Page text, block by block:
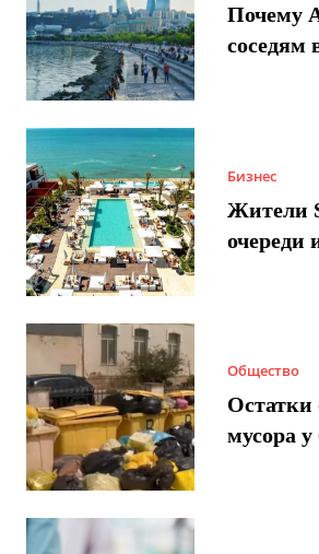
Почему
соседям
Бизнес
Жители
очереди
Общество
Остатки
мусора